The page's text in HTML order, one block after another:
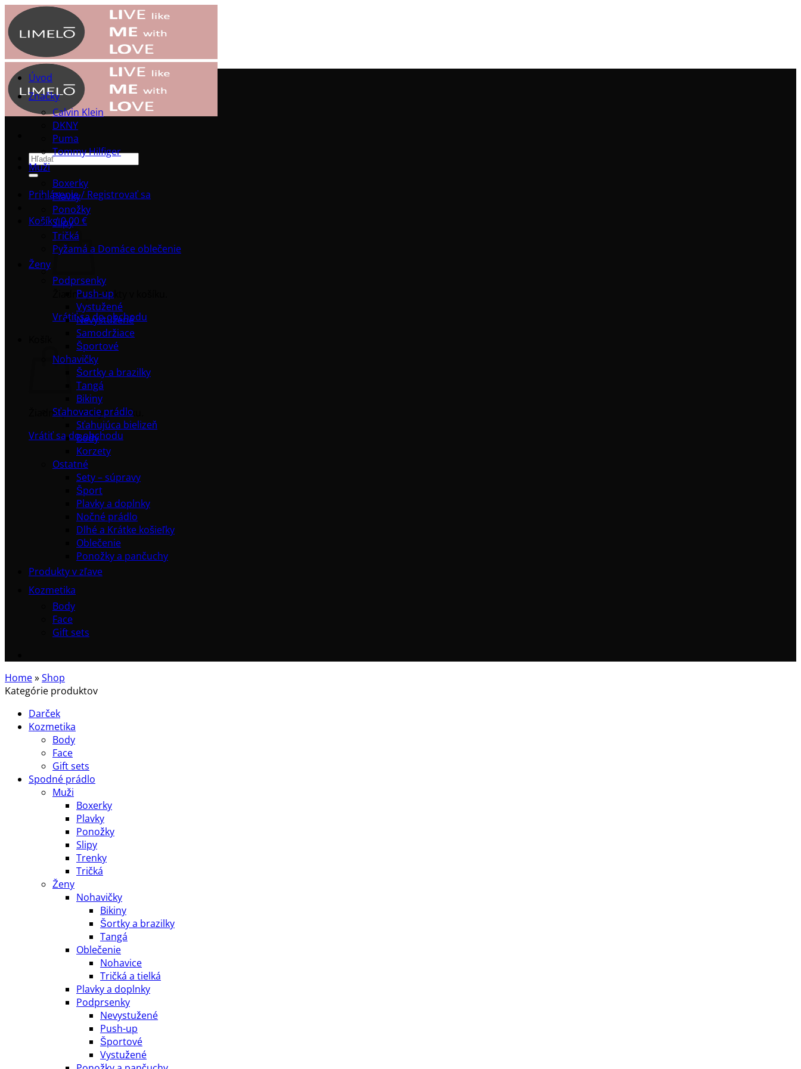
Přeskočit
na
obsah
Hľadať:
Prihlásenie / Registrovať sa
Košík /0.00€
Žiadne produkty v košíku.
Vrátiť sa do obchodu
Žiadne produkty v košíku.
Vrátiť sa do obchodu
Úvod
Značky
Calvin Klein
DKNY
Puma
Tommy Hilfiger
Muži
Boxerky
Plavky
Ponožky
Slipy
Tričká
Pyžamá a Domáce oblečenie
Ženy
Podprsenky
Push-up
Vystužené
Nevystužené
Samodržiace
Športové
Nohavičky
Šortky a brazilky
Tangá
Bikiny
Sťahovacie prádlo
Sťahujúca bielizeň
Body
Korzety
Ostatné
Sety – súpravy
Šport
Plavky a doplnky
Nočné prádlo
Dlhé a Krátke košieľky
Oblečenie
Ponožky a pančuchy
Produkty v zľave
Kozmetika
Body
Face
Gift sets
Home»Shop
Kategórie produktov
Darček
Kozmetika
Body
Face
Gift sets
Spodné prádlo
Muži
Boxerky
Plavky
Ponožky
Slipy
Trenky
Tričká
Ženy
Nohavičky
Bikiny
Šortky a brazilky
Tangá
Oblečenie
Nohavice
Tričká a tielká
Plavky a doplnky
Podprsenky
Nevystužené
Push-up
Športové
Vystužené